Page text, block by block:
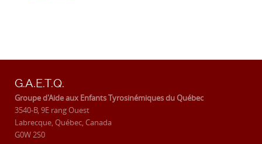
G.A.E.T.Q.
Groupe d'Aide aux Enfants Tyrosinémiques du Québec
3540-B, 9E rang Ouest
Labrecque, Québec, Canada
G0W 2S0